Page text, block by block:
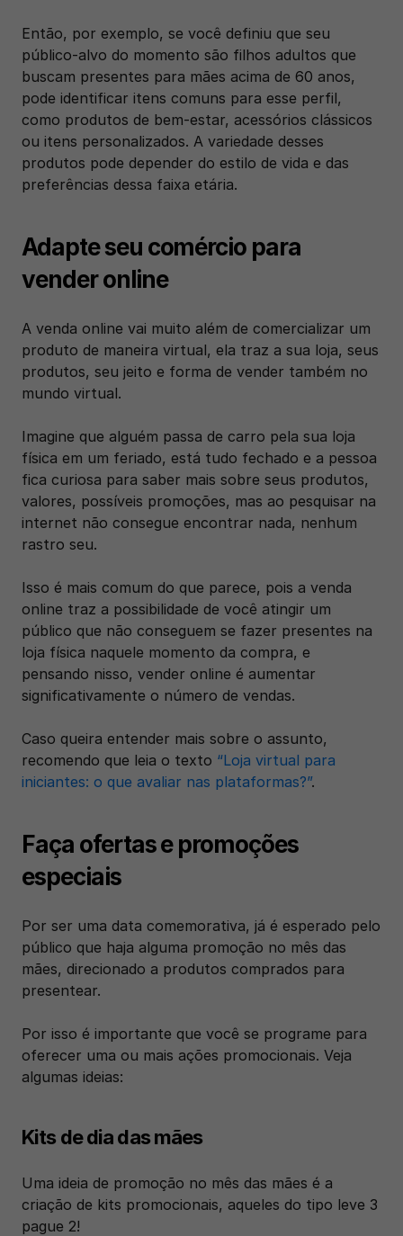
Então, por exemplo, se você definiu que seu
público-alvo do momento são filhos adultos que
buscam presentes para mães acima de 60 anos,
pode identificar itens comuns para esse perfil,
como produtos de bem-estar, acessórios clássicos
ou itens personalizados. A variedade desses
produtos pode depender do estilo de vida e das
preferências dessa faixa etária.
Adapte seu comércio para
vender online
A venda online vai muito além de comercializar um
produto de maneira virtual, ela traz a sua loja, seus
produtos, seu jeito e forma de vender também no
mundo virtual.
Imagine que alguém passa de carro pela sua loja
física em um feriado, está tudo fechado e a pessoa
fica curiosa para saber mais sobre seus produtos,
valores, possíveis promoções, mas ao pesquisar na
internet não consegue encontrar nada, nenhum
rastro seu.
Isso é mais comum do que parece, pois a venda
online traz a possibilidade de você atingir um
público que não conseguem se fazer presentes na
loja física naquele momento da compra, e
pensando nisso, vender online é aumentar
significativamente o número de vendas.
Caso queira entender mais sobre o assunto,
recomendo que leia o texto “Loja virtual para
iniciantes: o que avaliar nas plataformas?”.
Faça ofertas e promoções
especiais
Por ser uma data comemorativa, já é esperado pelo
público que haja alguma promoção no mês das
mães, direcionado a produtos comprados para
presentear.
Por isso é importante que você se programe para
oferecer uma ou mais ações promocionais. Veja
algumas ideias:
Kits de dia das mães
Uma ideia de promoção no mês das mães é a
criação de kits promocionais, aqueles do tipo leve 3
pague 2!